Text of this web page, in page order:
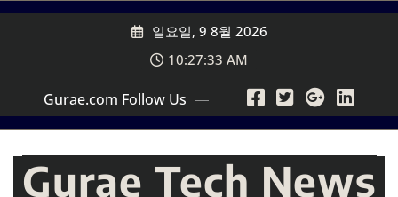
Skip
일요일, 9 8월 2026
10:27:35 AM
Gurae.com Follow Us
Gurae Tech News